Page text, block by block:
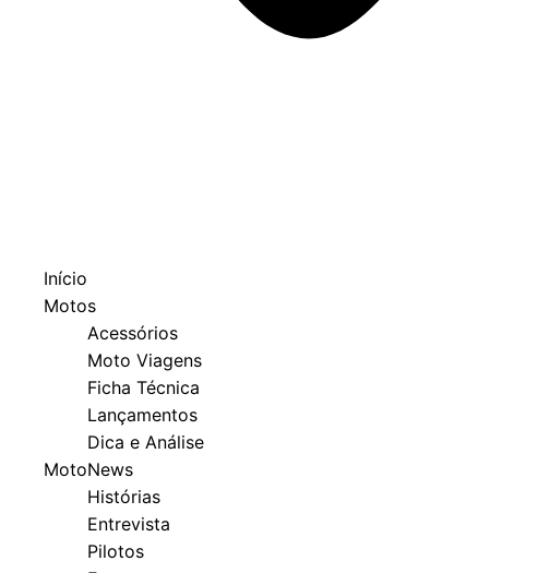
Início
Motos
Acessórios
Moto Viagens
Ficha Técnica
Lançamentos
Dica e Análise
MotoNews
Histórias
Entrevista
Pilotos